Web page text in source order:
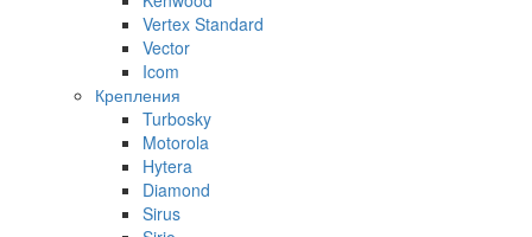
Vertex Standard
Vector
Icom
Крепления
Turbosky
Motorola
Hytera
Diamond
Sirus